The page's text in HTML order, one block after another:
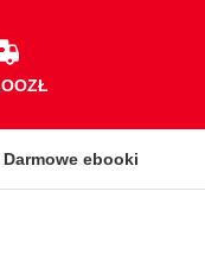
Darmowe ebooki